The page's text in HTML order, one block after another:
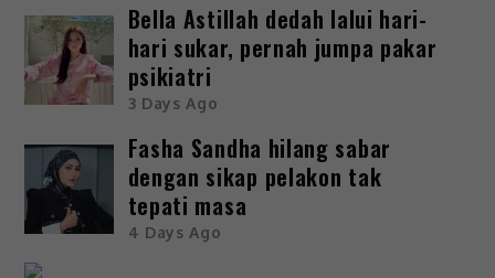
Bella Astillah dedah lalui hari-
hari sukar, pernah jumpa pakar
psikiatri
3 Days Ago
Fasha Sandha hilang sabar
dengan sikap pelakon tak
tepati masa
4 Days Ago